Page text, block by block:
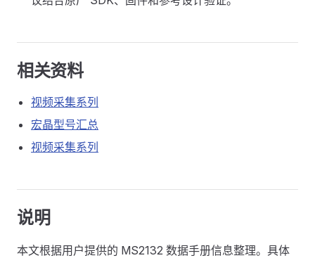
相关资料
视频采集系列
宏晶型号汇总
视频采集系列
说明
本文根据用户提供的 MS2132 数据手册信息整理。具体